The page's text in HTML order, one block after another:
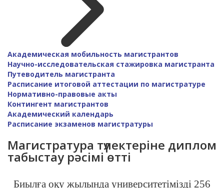
Академическая мобильность магистрантов
Научно-исследовательская стажировка магистранта
Путеводитель магистранта
Расписание итоговой аттестации по магистратуре
Нормативно-правовые акты
Контингент магистрантов
Академический календарь
Расписание экзаменов магистратуры
Магистратура түлектеріне диплом
табыстау рәсімі өтті
Биылға оқу жылында университетімізді 256